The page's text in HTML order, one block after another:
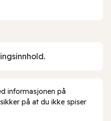
informasjonen på
på at du ikke spiser